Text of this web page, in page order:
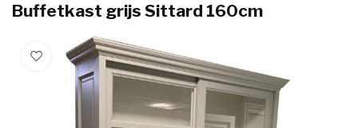
Buffetkast grijs Sittard 160cm